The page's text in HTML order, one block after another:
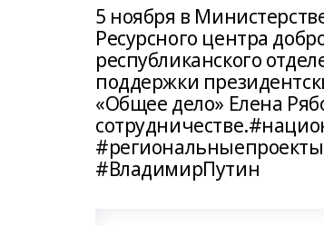
5 ноября в
Ресурсного центра
республиканского
поддержки
«Общее дело» Елена
#ВладимирПутин